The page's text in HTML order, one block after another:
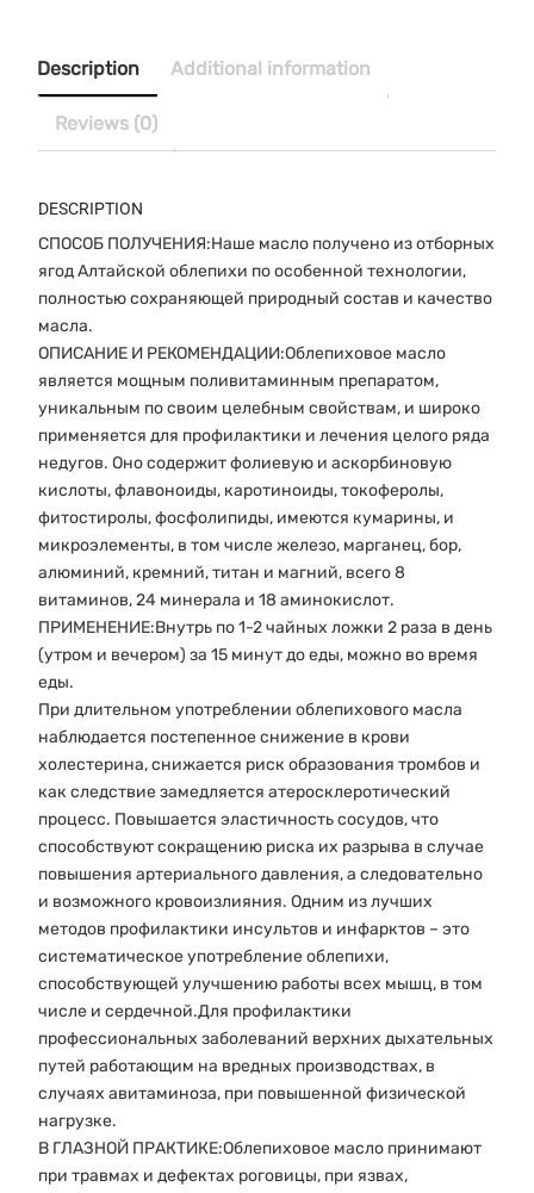
Description Additional information
Reviews (0)
DESCRIPTION
СПОСОБ ПОЛУЧЕНИЯ:Наше масло получено из отборных
ягод Алтайской облепихи по особенной технологии,
полностью сохраняющей природный состав и качество
масла.
ОПИСАНИЕ И РЕКОМЕНДАЦИИ:Облепиховое масло
является мощным поливитаминным препаратом,
уникальным по своим целебным свойствам, и широко
применяется для профилактики и лечения целого ряда
недугов. Оно содержит фолиевую и аскорбиновую
кислоты, флавоноиды, каротиноиды, токоферолы,
фитостиролы, фосфолипиды, имеются кумарины, и
микроэлементы, в том числе железо, марганец, бор,
алюминий, кремний, титан и магний, всего 8
витаминов, 24 минерала и 18 аминокислот.
ПРИМЕНЕНИЕ:Внутрь по 1-2 чайных ложки 2 раза в день
(утром и вечером) за 15 минут до еды, можно во время
еды.
При длительном употреблении облепихового масла
наблюдается постепенное снижение в крови
холестерина, снижается риск образования тромбов и
как следствие замедляется атеросклеротический
процесс. Повышается эластичность сосудов, что
способствуют сокращению риска их разрыва в случае
повышения артериального давления, а следовательно
и возможного кровоизлияния. Одним из лучших
методов профилактики инсультов и инфарктов – это
систематическое употребление облепихи,
способствующей улучшению работы всех мышц, в том
числе и сердечной.Для профилактики
профессиональных заболеваний верхних дыхательных
путей работающим на вредных производствах, в
случаях авитаминоза, при повышенной физической
нагрузке.
В ГЛАЗНОЙ ПРАКТИКЕ:Облепиховое масло принимают
при травмах и дефектах роговицы, при язвах,